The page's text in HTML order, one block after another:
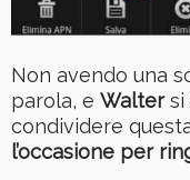
Non avendo una
parola, e Waltersi
condividere
l’occasione per